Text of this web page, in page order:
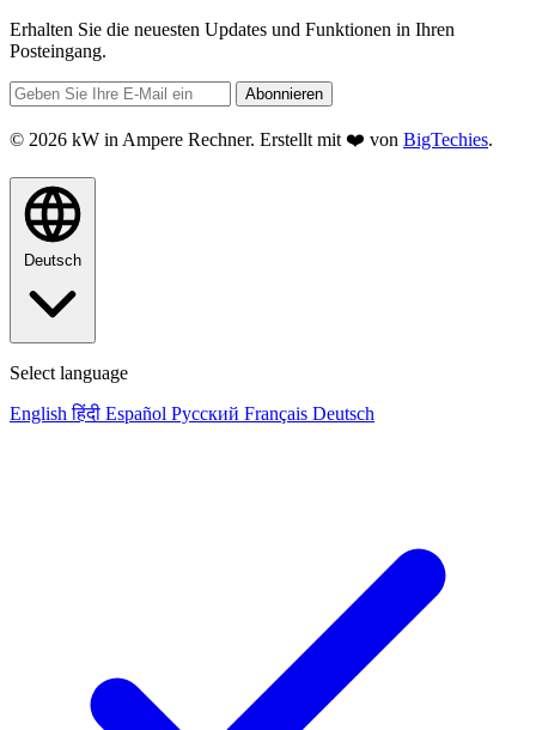
Erhalten Sie die neuesten Updates und Funktionen in Ihren
Posteingang.
Abonnieren
© 2026 kW in Ampere Rechner. Erstellt mit ❤️ von BigTechies.
Deutsch
Select language
English हिंदी Español Русский Français Deutsch